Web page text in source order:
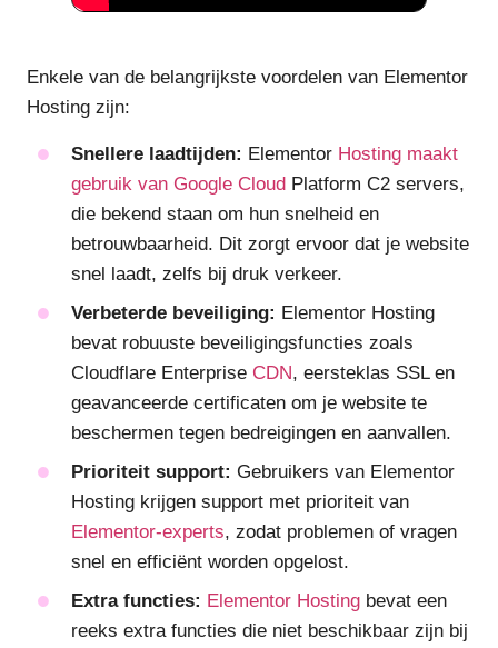
Enkele van de belangrijkste voordelen van Elementor
Hosting zijn:
Snellere laadtijden: Elementor Hosting maakt
gebruik van Google Cloud Platform C2 servers,
die bekend staan om hun snelheid en
betrouwbaarheid. Dit zorgt ervoor dat je website
snel laadt, zelfs bij druk verkeer.
Verbeterde beveiliging: Elementor Hosting
bevat robuuste beveiligingsfuncties zoals
Cloudflare Enterprise CDN, eersteklas SSL en
geavanceerde certificaten om je website te
beschermen tegen bedreigingen en aanvallen.
Prioriteit support: Gebruikers van Elementor
Hosting krijgen support met prioriteit van
Elementor-experts, zodat problemen of vragen
snel en efficiënt worden opgelost.
Extra functies: Elementor Hosting bevat een
reeks extra functies die niet beschikbaar zijn bij